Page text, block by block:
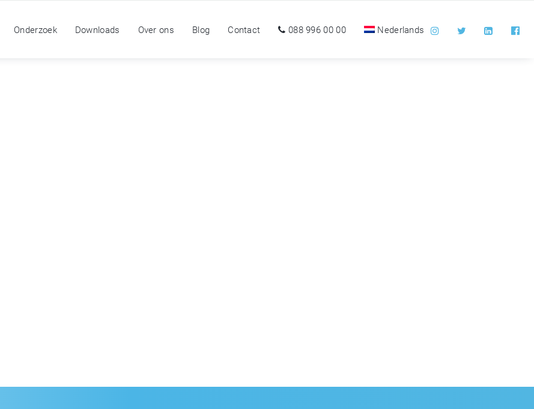
Onderzoek Downloads Over ons Blog Contact 088 996 00 00 Nederlands